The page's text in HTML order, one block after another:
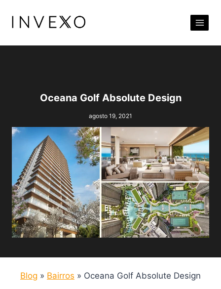
para
Conteúdo
Oceana Golf Absolute Design
agosto 19, 2021
Blog » Bairros » Oceana Golf Absolute Design